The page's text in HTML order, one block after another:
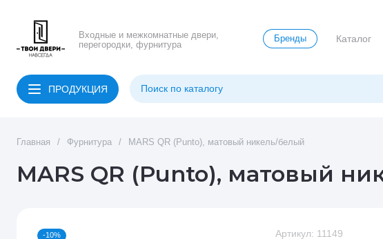
Входные и межкомнатные двери,
перегородки, фурнитура
Бренды Каталог
ПРОДУКЦИЯ
Главная / Фурнитура / MARS QR (Punto), матовый никель/белый
MARS QR (Punto), матовый
-10% Артикул: 11149